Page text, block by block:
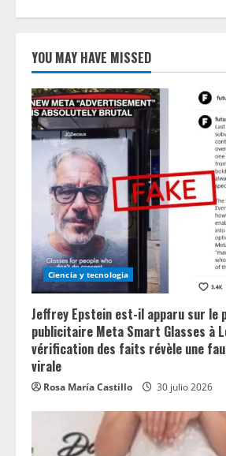
YOU MAY HAVE MISSED
Ciencia y tecnologia
Jeffrey Epstein est-il apparu sur le
publicitaire Meta Smart Glasses à
vérification des faits révèle une
virale
Rosa María Castillo 30 julio 2026